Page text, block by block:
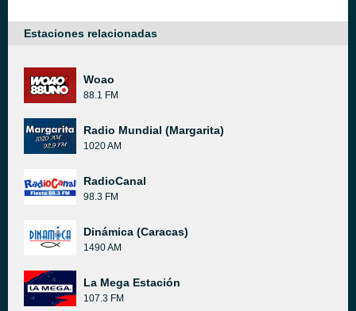
Estaciones relacionadas
Woao
88.1 FM
Radio Mundial (Margarita)
1020 AM
RadioCanal
98.3 FM
Dinámica (Caracas)
1490 AM
La Mega Estación
107.3 FM